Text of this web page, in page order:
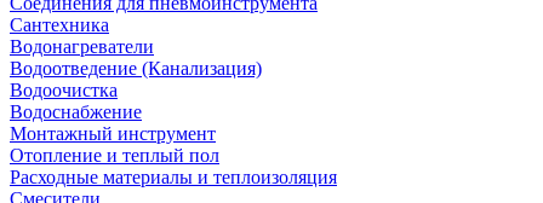
Сантехника
Водонагреватели
Водоотведение (Канализация)
Водоочистка
Водоснабжение
Монтажный инструмент
Отопление и теплый пол
Расходные материалы и теплоизоляция
Смесители